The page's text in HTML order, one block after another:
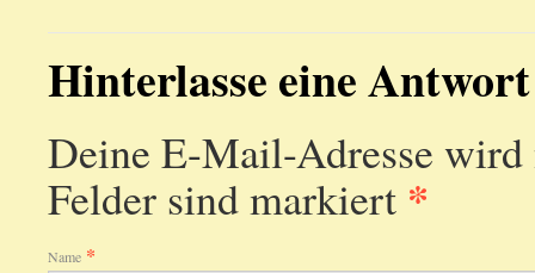
Hinterlasse eine Antwort
Deine E-Mail-Adresse
Felder sind markiert *
Name *